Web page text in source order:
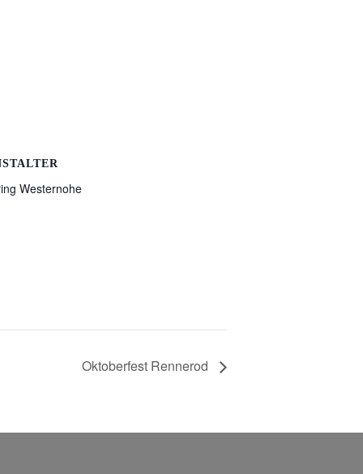
Westernohe
Oktoberfest Rennerod